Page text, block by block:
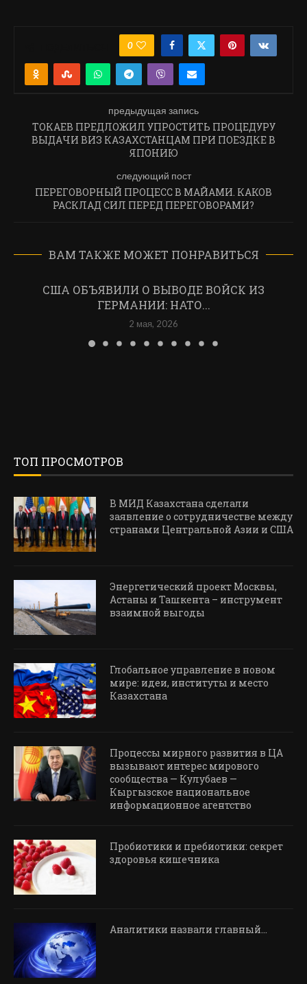
0
предыдущая запись
ТОКАЕВ ПРЕДЛОЖИЛ УПРОСТИТЬ ПРОЦЕДУРУ
ВЫДАЧИ ВИЗ КАЗАХСТАНЦАМ ПРИ ПОЕЗДКЕ В
ЯПОНИЮ
следующий пост
ПЕРЕГОВОРНЫЙ ПРОЦЕСС В МАЙАМИ. КАКОВ
РАСКЛАД СИЛ ПЕРЕД ПЕРЕГОВОРАМИ?
ВАМ ТАКЖЕ МОЖЕТ ПОНРАВИТЬСЯ
США ОБЪЯВИЛИ О ВЫВОДЕ ВОЙСК ИЗ
ГЕРМАНИИ: НАТО...
2 мая, 2026
ТОП ПРОСМОТРОВ
В МИД Казахстана сделали
заявление о сотрудничестве между
странами Центральной Азии и США
Энергетический проект Москвы,
Астаны и Ташкента – инструмент
взаимной выгоды
Глобальное управление в новом
мире: идеи, институты и место
Казахстана
Процессы мирного развития в ЦА
вызывают интерес мирового
сообщества — Кулубаев —
Кыргызское национальное
информационное агентство
Пробиотики и пребиотики: секрет
здоровья кишечника
Аналитики назвали главный…